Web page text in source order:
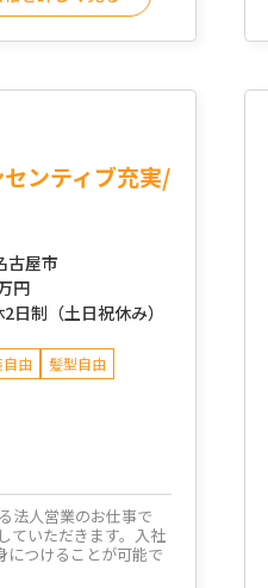
ンティブ充実/
古屋市
円
日制（土日祝休み）
由 髪型自由
法人営業のお仕事で
ていただきます。入社
につけることが可能で